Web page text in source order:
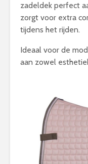
zadeldek perfect
zorgt voor extra
tijdens het rijden.
Ideaal voor de
aan zowel